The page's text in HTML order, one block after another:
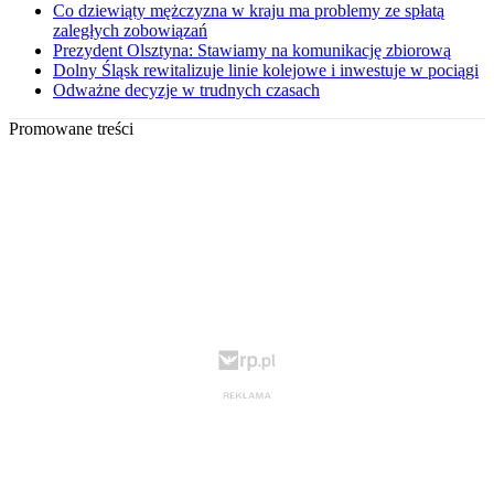
Co dziewiąty mężczyzna w kraju ma problemy ze spłatą
zaległych zobowiązań
Prezydent Olsztyna: Stawiamy na komunikację zbiorową
Dolny Śląsk rewitalizuje linie kolejowe i inwestuje w pociągi
Odważne decyzje w trudnych czasach
Promowane treści